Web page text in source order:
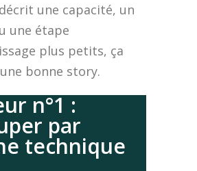
décrit une capacité, un
une étape
plus petits, ça
bonne story.
n°1 :
par
technique